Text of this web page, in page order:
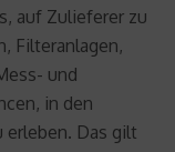
auf Zulieferer zu
Filteranlagen,
und
in den
erleben. Das gilt